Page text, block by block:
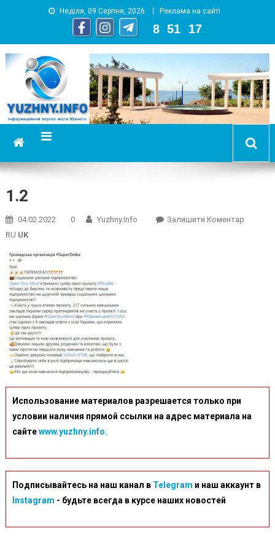
Неділя, 09 Серпня, 2026 Реклама на сайті
8 51 18
YUZHNY.INFO
информационный портал города Южный
1.2
04.02.2022 0 Yuzhny.info Залишити КоментарOn
RU UK
Использование материалов разрешается только при
условии наличия прямой ссылки на адрес материала на
сайтеwww.yuzhny.info.
Подписывайтесь на наш канал в Telegram и наш аккаунт в
Instagram - будьте всегда в курсе наших новостей